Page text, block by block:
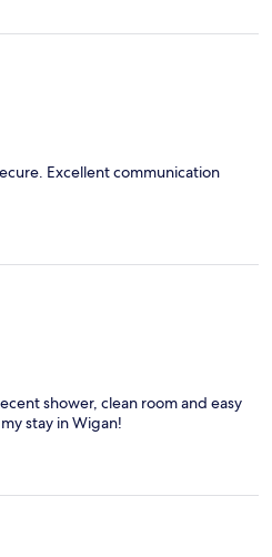
Excellent communication
shower, clean room and easy
stay in Wigan!